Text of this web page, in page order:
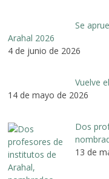
Se
Arahal 2026
4 de junio de 2026
Vuelve
14 de mayo de 2026
Dos
13 de